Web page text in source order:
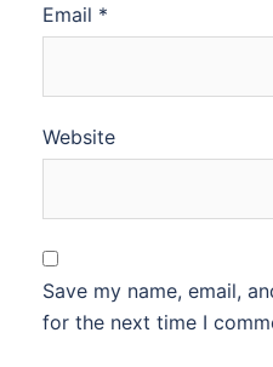
Email *
Website
Save my name, email,
for the next time I